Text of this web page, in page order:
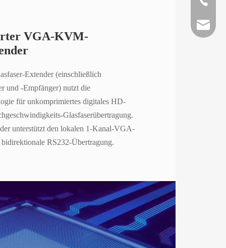
VGA-KVM-
Extender (einschließlich
und -Empfänger) nutzt die
für unkomprimiertes digitales HD-
Glasfaserübertragung.
unterstützt den lokalen 1-Kanal-VGA-
RS232-Übertragung.